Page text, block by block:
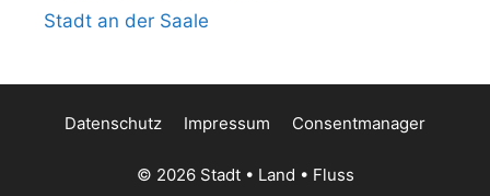
Stadt an der Saale
Datenschutz Impressum Consentmanager
© 2026 Stadt • Land • Fluss